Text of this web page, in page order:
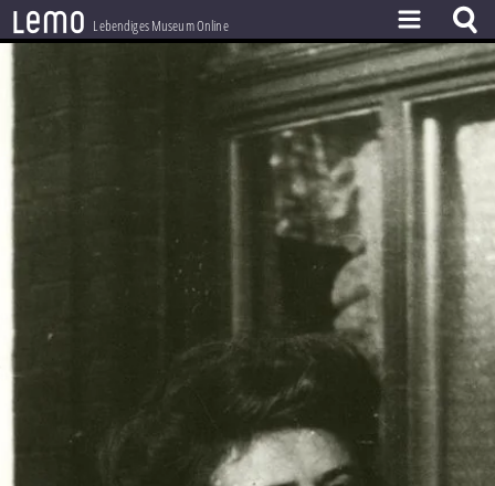
lemo Lebendiges Museum Online
ZEITSTRAHL
THEMEN
ZEITZEUGEN
BESTAND
LERNEN
PROJEKT